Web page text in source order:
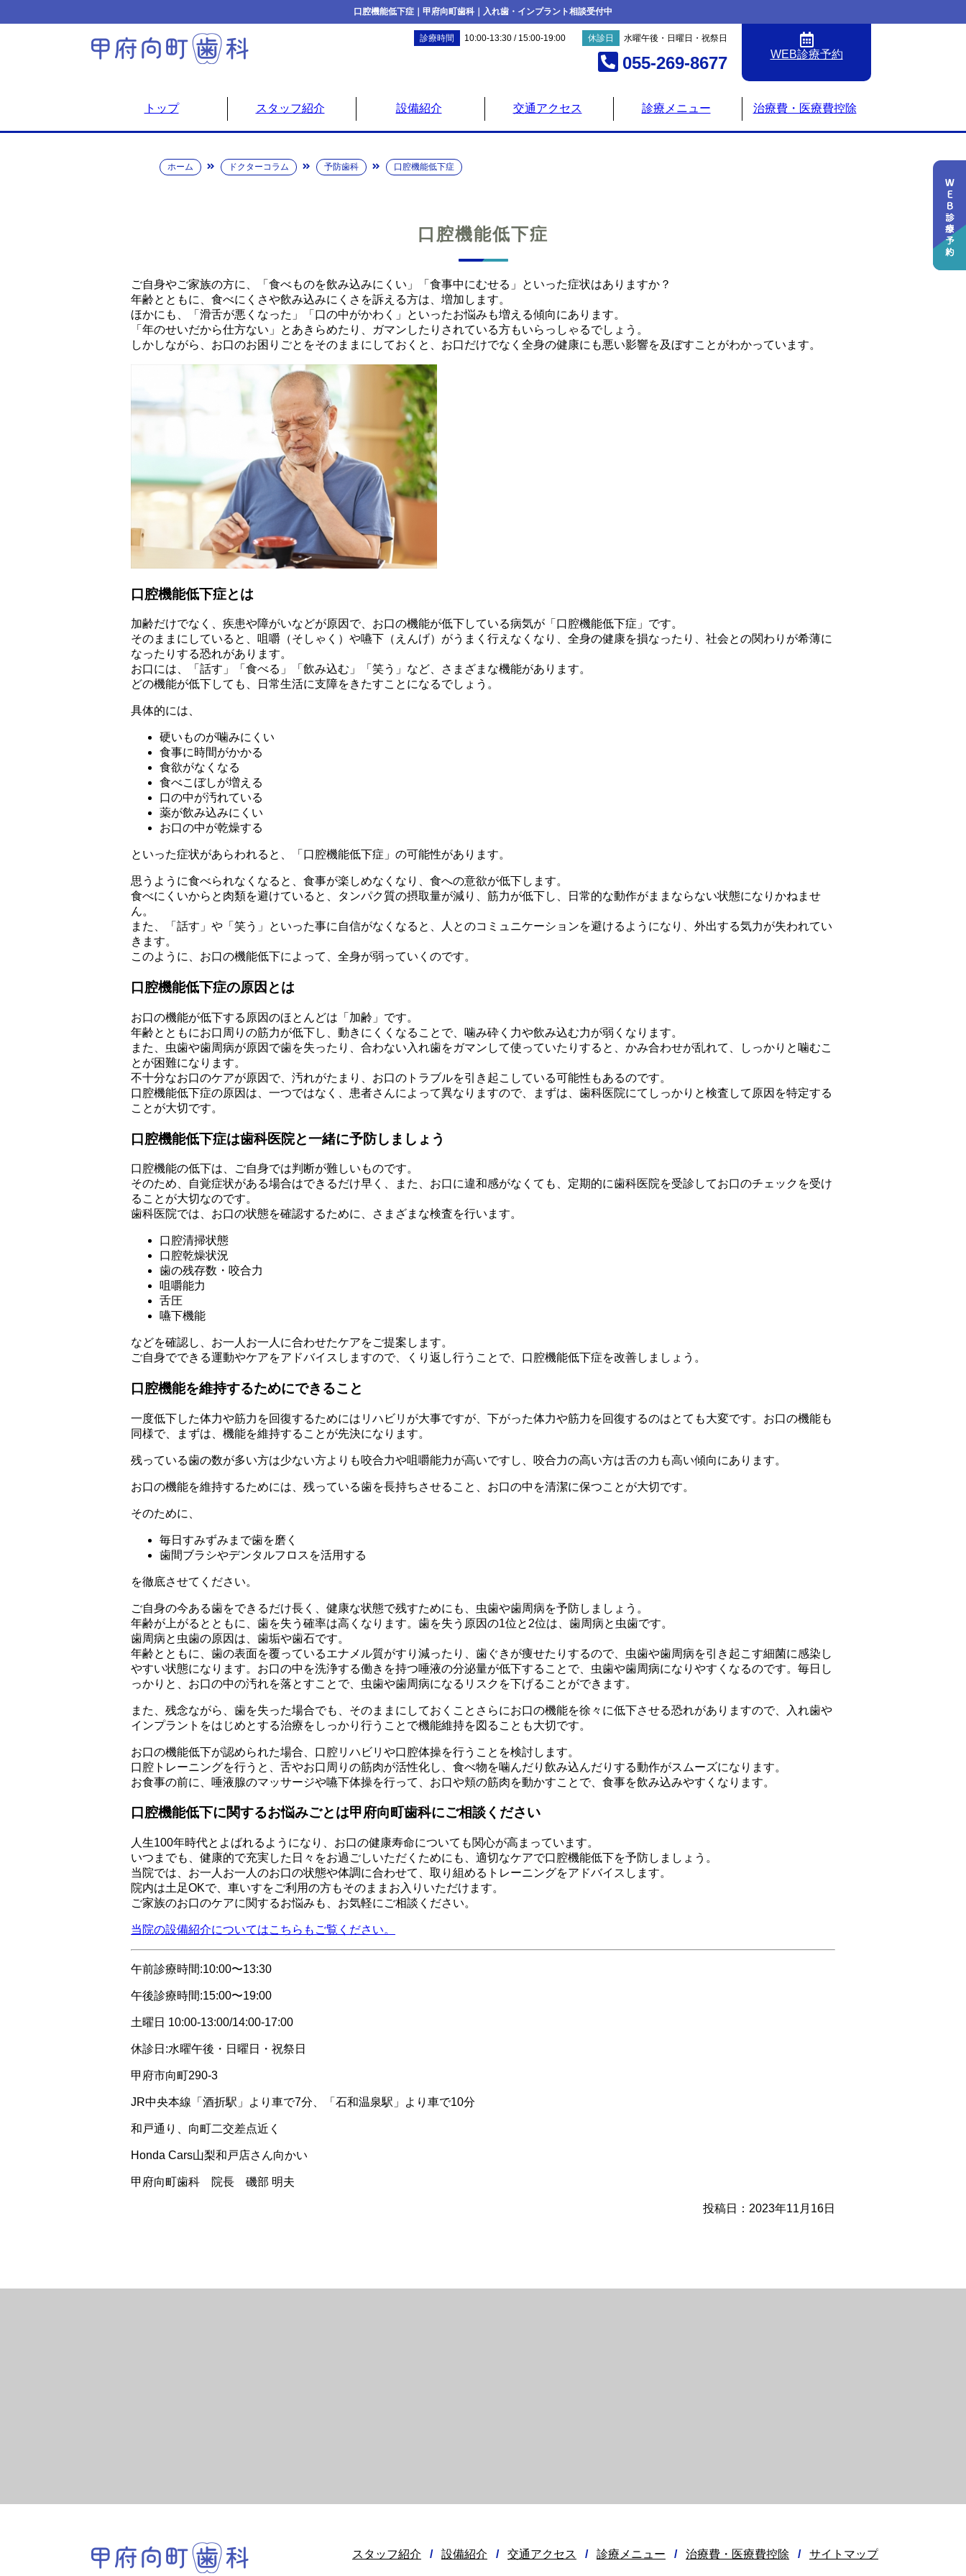
口腔機能低下症｜甲府向町歯科｜入れ歯・インプラント相談受付中
WEB診療予約
診療時間 10:00-13:30 / 15:00-19:00 休診日 水曜午後・日曜日・祝祭日
055-269-8677
トップ スタッフ紹介 設備紹介 交通アクセス 診療メニュー 治療費・医療費控除
ホーム ドクターコラム 予防歯科 口腔機能低下症
口腔機能低下症
ご自身やご家族の方に、「食べものを飲み込みにくい」「食事中にむせる」といった症状はありますか？
年齢とともに、食べにくさや飲み込みにくさを訴える方は、増加します。
ほかにも、「滑舌が悪くなった」「口の中がかわく」といったお悩みも増える傾向にあります。
「年のせいだから仕方ない」とあきらめたり、ガマンしたりされている方もいらっしゃるでしょう。
しかしながら、お口のお困りごとをそのままにしておくと、お口だけでなく全身の健康にも悪い影響を及ぼすことがわかっています。
口腔機能低下症とは
加齢だけでなく、疾患や障がいなどが原因で、お口の機能が低下している病気が「口腔機能低下症」です。
そのままにしていると、咀嚼（そしゃく）や嚥下（えんげ）がうまく行えなくなり、全身の健康を損なったり、社会との関わりが希薄に
なったりする恐れがあります。
お口には、「話す」「食べる」「飲み込む」「笑う」など、さまざまな機能があります。
どの機能が低下しても、日常生活に支障をきたすことになるでしょう。
具体的には、
硬いものが噛みにくい
食事に時間がかかる
食欲がなくなる
食べこぼしが増える
口の中が汚れている
薬が飲み込みにくい
お口の中が乾燥する
といった症状があらわれると、「口腔機能低下症」の可能性があります。
思うように食べられなくなると、食事が楽しめなくなり、食への意欲が低下します。
食べにくいからと肉類を避けていると、タンパク質の摂取量が減り、筋力が低下し、日常的な動作がままならない状態になりかねませ
ん。
また、「話す」や「笑う」といった事に自信がなくなると、人とのコミュニケーションを避けるようになり、外出する気力が失われてい
きます。
このように、お口の機能低下によって、全身が弱っていくのです。
口腔機能低下症の原因とは
お口の機能が低下する原因のほとんどは「加齢」です。
年齢とともにお口周りの筋力が低下し、動きにくくなることで、噛み砕く力や飲み込む力が弱くなります。
また、虫歯や歯周病が原因で歯を失ったり、合わない入れ歯をガマンして使っていたりすると、かみ合わせが乱れて、しっかりと噛むこ
とが困難になります。
不十分なお口のケアが原因で、汚れがたまり、お口のトラブルを引き起こしている可能性もあるのです。
口腔機能低下症の原因は、一つではなく、患者さんによって異なりますので、まずは、歯科医院にてしっかりと検査して原因を特定する
ことが大切です。
口腔機能低下症は歯科医院と一緒に予防しましょう
口腔機能の低下は、ご自身では判断が難しいものです。
そのため、自覚症状がある場合はできるだけ早く、また、お口に違和感がなくても、定期的に歯科医院を受診してお口のチェックを受け
ることが大切なのです。
歯科医院では、お口の状態を確認するために、さまざまな検査を行います。
口腔清掃状態
口腔乾燥状況
歯の残存数・咬合力
咀嚼能力
舌圧
嚥下機能
などを確認し、お一人お一人に合わせたケアをご提案します。
ご自身でできる運動やケアをアドバイスしますので、くり返し行うことで、口腔機能低下症を改善しましょう。
口腔機能を維持するためにできること
一度低下した体力や筋力を回復するためにはリハビリが大事ですが、下がった体力や筋力を回復するのはとても大変です。お口の機能も
同様で、まずは、機能を維持することが先決になります。
残っている歯の数が多い方は少ない方よりも咬合力や咀嚼能力が高いですし、咬合力の高い方は舌の力も高い傾向にあります。
お口の機能を維持するためには、残っている歯を長持ちさせること、お口の中を清潔に保つことが大切です。
そのために、
毎日すみずみまで歯を磨く
歯間ブラシやデンタルフロスを活用する
を徹底させてください。
ご自身の今ある歯をできるだけ長く、健康な状態で残すためにも、虫歯や歯周病を予防しましょう。
年齢が上がるとともに、歯を失う確率は高くなります。歯を失う原因の1位と2位は、歯周病と虫歯です。
歯周病と虫歯の原因は、歯垢や歯石です。
年齢とともに、歯の表面を覆っているエナメル質がすり減ったり、歯ぐきが痩せたりするので、虫歯や歯周病を引き起こす細菌に感染し
やすい状態になります。お口の中を洗浄する働きを持つ唾液の分泌量が低下することで、虫歯や歯周病になりやすくなるのです。毎日し
っかりと、お口の中の汚れを落とすことで、虫歯や歯周病になるリスクを下げることができます。
また、残念ながら、歯を失った場合でも、そのままにしておくことさらにお口の機能を徐々に低下させる恐れがありますので、入れ歯や
インプラントをはじめとする治療をしっかり行うことで機能維持を図ることも大切です。
お口の機能低下が認められた場合、口腔リハビリや口腔体操を行うことを検討します。
口腔トレーニングを行うと、舌やお口周りの筋肉が活性化し、食べ物を噛んだり飲み込んだりする動作がスムーズになります。
お食事の前に、唾液腺のマッサージや嚥下体操を行って、お口や頬の筋肉を動かすことで、食事を飲み込みやすくなります。
口腔機能低下に関するお悩みごとは甲府向町歯科にご相談ください
人生100年時代とよばれるようになり、お口の健康寿命についても関心が高まっています。
いつまでも、健康的で充実した日々をお過ごしいただくためにも、適切なケアで口腔機能低下を予防しましょう。
当院では、お一人お一人のお口の状態や体調に合わせて、取り組めるトレーニングをアドバイスします。
院内は土足OKで、車いすをご利用の方もそのままお入りいただけます。
ご家族のお口のケアに関するお悩みも、お気軽にご相談ください。
当院の設備紹介についてはこちらもご覧ください。
午前診療時間:10:00〜13:30
午後診療時間:15:00〜19:00
土曜日 10:00-13:00/14:00-17:00
休診日:水曜午後・日曜日・祝祭日
甲府市向町290-3
JR中央本線「酒折駅」より車で7分、「石和温泉駅」より車で10分
和戸通り、向町二交差点近く
Honda Cars山梨和戸店さん向かい
甲府向町歯科 院長 磯部 明夫
投稿日：2023年11月16日
スタッフ紹介 / 設備紹介 / 交通アクセス / 診療メニュー / 治療費・医療費控除 / サイトマップ